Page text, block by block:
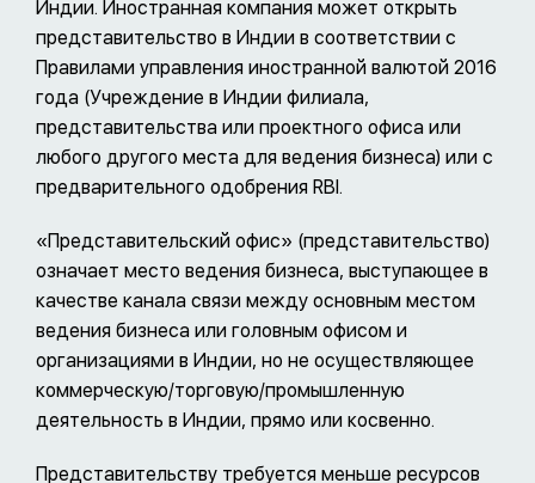
Индии. Иностранная компания может открыть
представительство в Индии в соответствии с
Правилами управления иностранной валютой 2016
года (Учреждение в Индии филиала,
представительства или проектного офиса или
любого другого места для ведения бизнеса) или с
предварительного одобрения RBI.
«Представительский офис» (представительство)
означает место ведения бизнеса, выступающее в
качестве канала связи между основным местом
ведения бизнеса или головным офисом и
организациями в Индии, но не осуществляющее
коммерческую/торговую/промышленную
деятельность в Индии, прямо или косвенно.
Представительству требуется меньше ресурсов